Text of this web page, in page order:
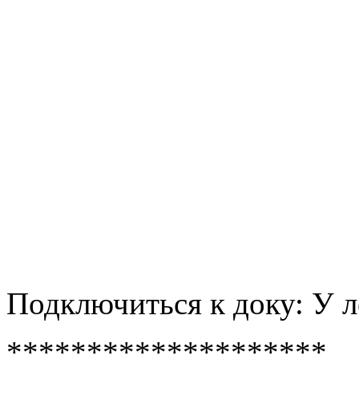
Подключиться к доку: У
********************